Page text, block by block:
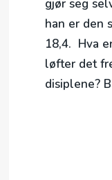
gjør seg
han er den
18,4. Hva
løfter det
disiplene?